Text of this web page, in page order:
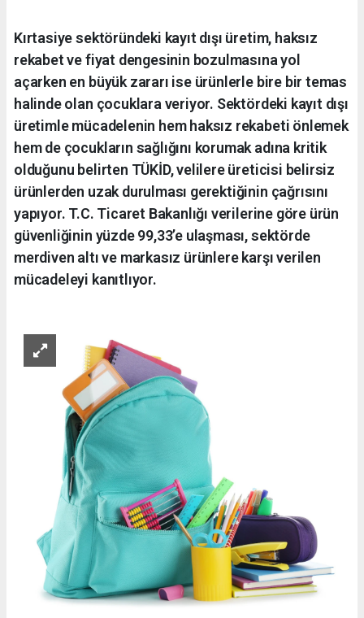
Kırtasiye sektöründeki kayıt dışı üretim, haksız
rekabet ve fiyat dengesinin bozulmasına yol
açarken en büyük zararı ise ürünlerle bire bir temas
halinde olan çocuklara veriyor. Sektördeki kayıt dışı
üretimle mücadelenin hem haksız rekabeti önlemek
hem de çocukların sağlığını korumak adına kritik
olduğunu belirten TÜKİD, velilere üreticisi belirsiz
ürünlerden uzak durulması gerektiğinin çağrısını
yapıyor. T.C. Ticaret Bakanlığı verilerine göre ürün
güvenliğinin yüzde 99,33’e ulaşması, sektörde
merdiven altı ve markasız ürünlere karşı verilen
mücadeleyi kanıtlıyor.